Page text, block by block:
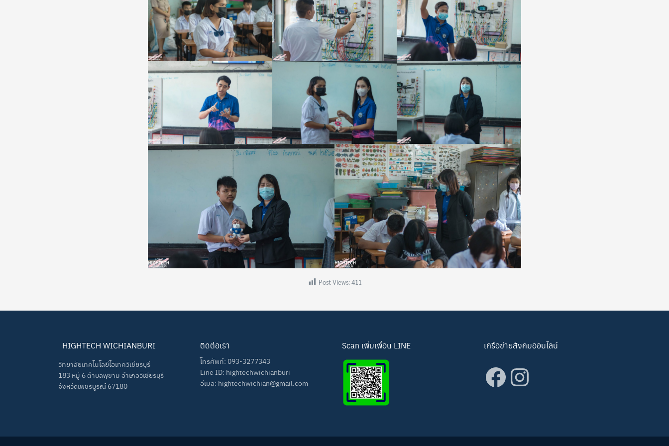
Search
for: Search
Post Views:411
HIGHTECH WICHIANBURI
วิทยาลัยเทคโนโลยีไฮเทควิเชียรบุรี
183 หมู่ 6 ตำบลพุขาม อำเภอวิเชียรบุรี
จังหวัดเพชรบูรณ์ 67180
ติดต่อเรา
โทรศัพท์: 093-3277343
Line ID: hightechwichianburi
อีเมล: hightechwichian@gmail.com
Scan เพิ่มเพื่อน LINE เครือข่ายสังคมออนไลน์
Facebook
Instagram